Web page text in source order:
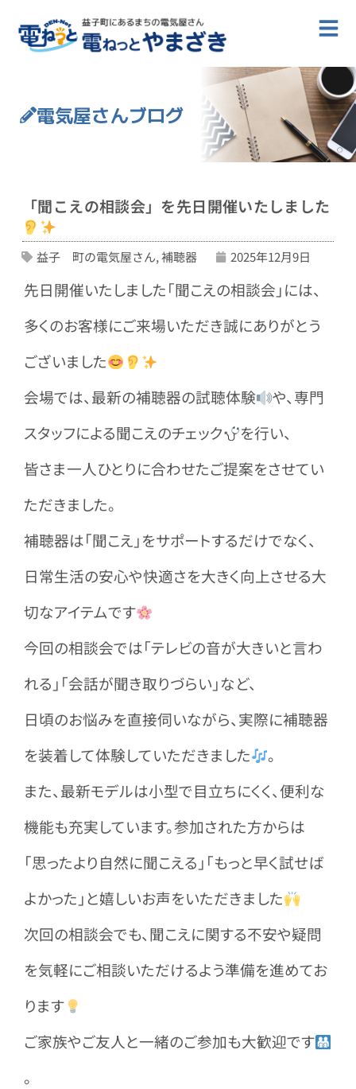
電気屋さんブログ
「聞こえの相談会」を先日開催いたしました
益子 町の電気屋さん,補聴器 2025年12月9日
先日開催いたしました「聞こえの相談会」には、
多くのお客様にご来場いただき誠にありがとう
ございました
会場では、最新の補聴器の試聴体験
や、専門
スタッフによる聞こえのチェック
を行い、
皆さま一人ひとりに合わせたご提案をさせてい
ただきました。
補聴器は「聞こえ」をサポートするだけでなく、
日常生活の安心や快適さを大きく向上させる大
切なアイテムです
今回の相談会では「テレビの音が大きいと言わ
れる」「会話が聞き取りづらい」など、
日頃のお悩みを直接伺いながら、実際に補聴器
を装着して体験していただきました
。
また、最新モデルは小型で目立ちにくく、便利な
機能も充実しています。参加された方からは
「思ったより自然に聞こえる」「もっと早く試せば
よかった」と嬉しいお声をいただきました
次回の相談会でも、聞こえに関する不安や疑問
を気軽にご相談いただけるよう準備を進めてお
ります
ご家族やご友人と一緒のご参加も大歓迎です
。